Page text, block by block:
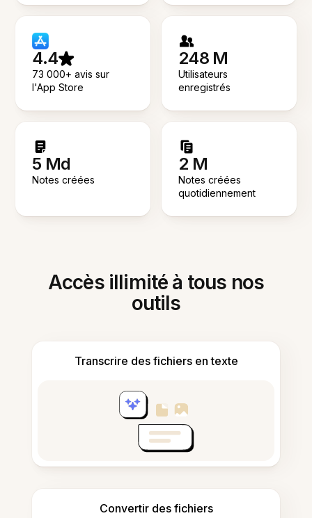
4.4
73 000+ avis sur
l'App Store
248 M
Utilisateurs
enregistrés
5 Md
Notes créées
2 M
Notes créées
quotidiennement
Accès illimité à tous nos
outils
Transcrire des fichiers en texte
Convertir des fichiers